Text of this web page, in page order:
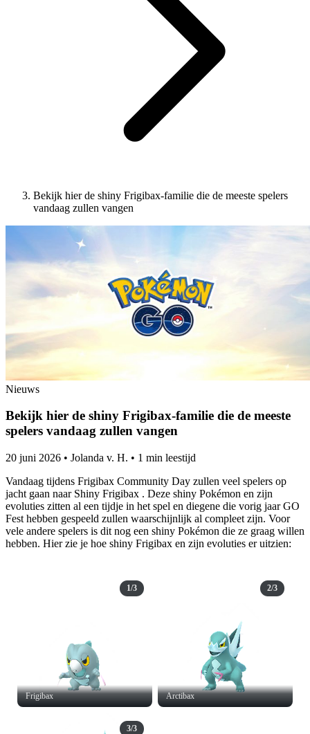
Bekijk hier de shiny Frigibax-familie die de meeste spelers
vandaag zullen vangen
Nieuws
Bekijk hier de shiny Frigibax-familie die de meeste
spelers vandaag zullen vangen
20 juni 2026 • Jolanda v. H. • 1 min leestijd
Vandaag tijdens Frigibax Community Day zullen veel spelers op
jacht gaan naar Shiny Frigibax . Deze shiny Pokémon en zijn
evoluties zitten al een tijdje in het spel en diegene die vorig jaar GO
Fest hebben gespeeld zullen waarschijnlijk al compleet zijn. Voor
vele andere spelers is dit nog een shiny Pokémon die ze graag willen
hebben. Hier zie je hoe shiny Frigibax en zijn evoluties er uitzien:
Frigibax
1/3
Arctibax
2/3
3/3